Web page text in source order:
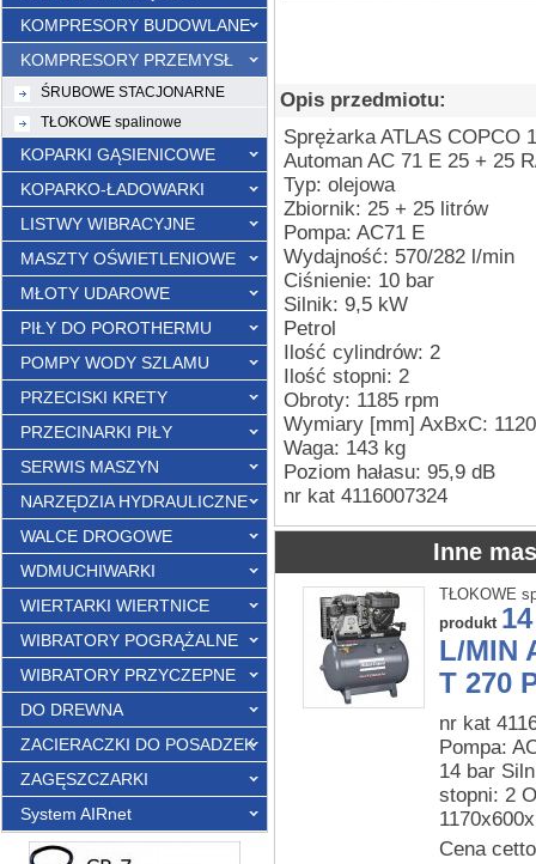
KOMPRESORY BUDOWLANE
KOMPRESORY PRZEMYSŁ
ŚRUBOWE STACJONARNE
TŁOKOWE spalinowe
KOPARKI GĄSIENICOWE
KOPARKO-ŁADOWARKI
LISTWY WIBRACYJNE
MASZTY OŚWIETLENIOWE
MŁOTY UDAROWE
PIŁY DO POROTHERMU
POMPY WODY SZLAMU
PRZECISKI KRETY
PRZECINARKI PIŁY
SERWIS MASZYN
NARZĘDZIA HYDRAULICZNE
WALCE DROGOWE
WDMUCHIWARKI
WIERTARKI WIERTNICE
WIBRATORY POGRĄŻALNE
WIBRATORY PRZYCZEPNE
DO DREWNA
ZACIERACZKI DO POSADZEK
ZAGĘSZCZARKI
System AIRnet
Opis przedmiotu:
Sprężarka ATLAS COPCO
Automan AC 71 E 25 + 25
Typ: olejowa
Zbiornik: 25 + 25 litrów
Pompa: AC71 E
Wydajność: 570/282 l/min
Ciśnienie: 10 bar
Silnik: 9,5 kW
Petrol
Ilość cylindrów: 2
Ilość stopni: 2
Obroty: 1185 rpm
Wymiary [mm] AxBxC:
Waga: 143 kg
Poziom hałasu: 95,9 dB
nr kat 4116007324
Inne
TŁOKOWE
produkt
L/MIN
T 270
nr kat
Pompa:
14 bar
stopni: 2
Cena